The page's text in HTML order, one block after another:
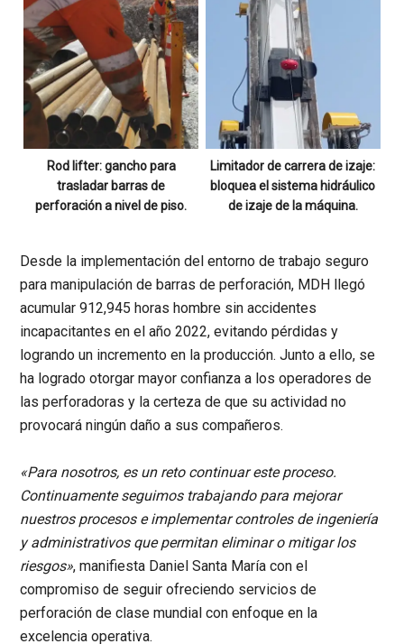
Rod lifter: gancho para
trasladar barras de
perforación a nivel de piso.
Limitador de carrera de izaje:
bloquea el sistema hidráulico
de izaje de la máquina.
Desde la implementación delentorno de trabajo seguro
para manipulación de barras de perforación, MDH
llegó
acumular 912,945 horas hombre sin accidentes
incapacitantes en el año 2022, evitando pérdidas y
logrando un incremento en la producción. Junto a ello, se
ha logrado otorgar mayor confianza a los operadores de
las perforadoras y la certeza de que su actividad no
provocará ningún daño a sus compañeros.
«Para nosotros, es un reto continuar este proceso.
Continuamente seguimos trabajando para mejorar
nuestros procesos e implementar controles de ingeniería
y administrativos que permitan eliminar o mitigar los
riesgos», manifiesta Daniel Santa María con el
compromiso de seguir ofreciendo servicios de
perforación de clase mundial con enfoque en la
excelencia operativa.